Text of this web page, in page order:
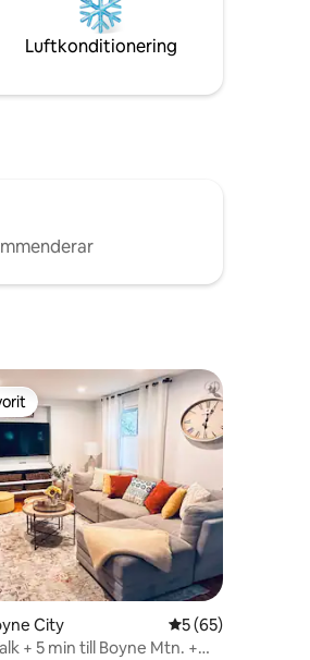
Luftkonditionering
City 5 av 5 i
5 (65)
+ 5 min till Boyne Mtn. +